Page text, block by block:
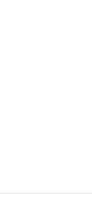
kapalina)
převýšení.
jednotka.
jednotky
jednotky
kódy